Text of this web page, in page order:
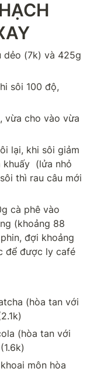
dẻo (7k) và 425g
sôi 100 độ,
vừa cho vào vừa
lại, khi sôi giảm
(lửa nhỏ
thì rau câu mới
cà phê vào
(khoảng 88
đợi khoảng
để được ly café
(hòa tan với
(hòa tan với
môn hòa